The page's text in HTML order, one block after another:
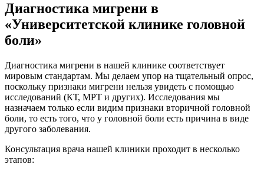
Диагностика мигрени в
«Университетской клинике головной
боли»
Диагностика мигрени в нашей клинике соответствует
мировым стандартам. Мы делаем упор на тщательный опрос,
поскольку признаки мигрени нельзя увидеть с помощью
исследований (КТ, МРТ и других). Исследования мы
назначаем только если видим признаки вторичной головной
боли, то есть того, что у головной боли есть причина в виде
другого заболевания.
Консультация врача нашей клиники проходит в несколько
этапов: